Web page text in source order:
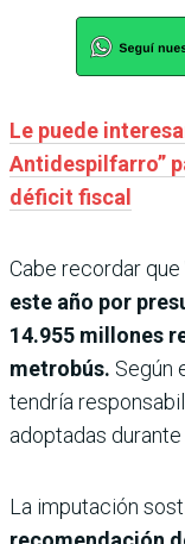
Le puede
Antidespilfarro”
déficit fiscal
Cabe recordar que
este año por
14.955 millones
metrobús. Según
tendría
adoptadas
La imputación